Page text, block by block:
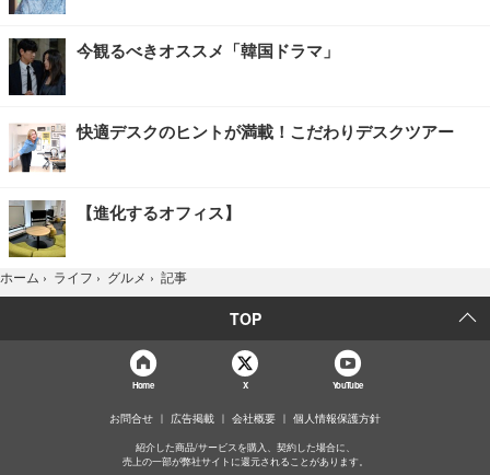
今観るべきオススメ「韓国ドラマ」
快適デスクのヒントが満載！こだわりデスクツアー
【進化するオフィス】
ホーム › ライフ › グルメ › 記事
TOP
Home X YouTube
お問合せ 広告掲載 会社概要 個人情報保護方針
紹介した商品/サービスを購入、契約した場合に、
売上の一部が弊社サイトに還元されることがあります。